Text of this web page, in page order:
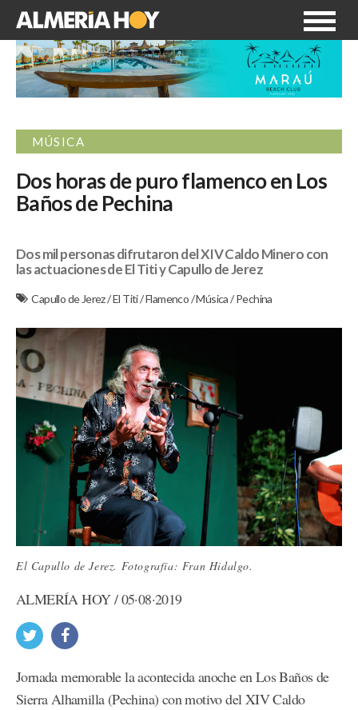
MÚSICA
Dos horas de puro flamenco en Los
Baños de Pechina
Dos mil personas difrutaron del XIV Caldo Minero con
las actuaciones de El Titi y Capullo de Jerez
Capullo de Jerez/El Titi/Flamenco/Música/Pechina
El Capullo de Jerez. Fotografía: Fran Hidalgo.
ALMERÍA HOY / 05·08·2019
Jornada memorable la acontecida anoche en Los Baños de
Sierra Alhamilla (Pechina) con motivo del XIV Caldo